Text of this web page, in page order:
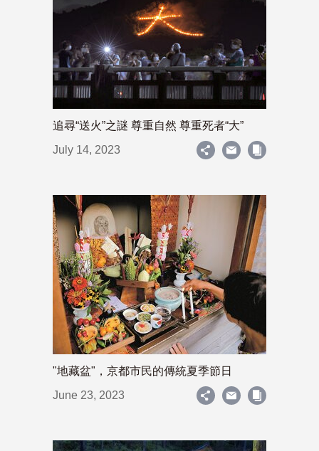
追尋“送火”之謎 尊重自然 尊重死者“大”
July 14, 2023
"地藏盆"，京都市民的傳統夏季節日
June 23, 2023